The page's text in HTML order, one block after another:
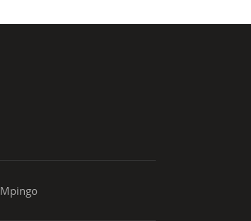
Mpingo